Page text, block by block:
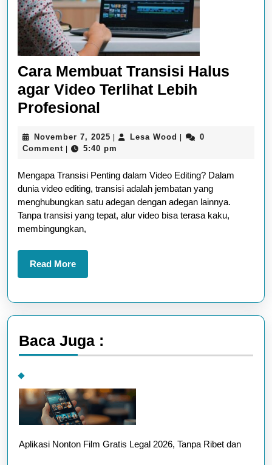
Cara Membuat Transisi Halus
agar Video Terlihat Lebih
Profesional
Transisi
agar
Video
Terlihat
November 7, 2025 November
7,
Lesa Wood Lesa 0
Comment
5:40 pm
Mengapa Transisi Penting dalam Video Editing? Dalam
dunia video editing, transisi adalah jembatan yang
menghubungkan satu adegan dengan adegan lainnya.
Tanpa transisi yang tepat, alur video bisa terasa kaku,
membingungkan,
Read MoreRead
More
Baca Juga :
Aplikasi Nonton Film Gratis Legal 2026, Tanpa Ribet dan